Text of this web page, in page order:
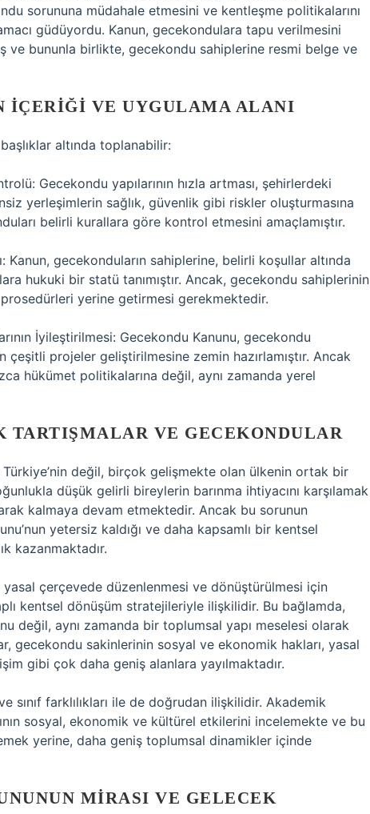
sorununa müdahale etmesini ve kentleşme politikalarını
güdüyordu. Kanun, gecekondulara tapu verilmesini
ve bununla birlikte, gecekondu sahiplerine resmi belge ve
İÇERIĞI VE UYGULAMA ALANI
altında toplanabilir:
Gecekondu yapılarının hızla artması, şehirlerdeki
yerleşimlerin sağlık, güvenlik gibi riskler oluşturmasına
belirli kurallara göre kontrol etmesini amaçlamıştır.
gecekonduların sahiplerine, belirli koşullar altında
hukuki bir statü tanımıştır. Ancak, gecekondu sahiplerinin
yerine getirmesi gerekmektedir.
İyileştirilmesi: Gecekondu Kanunu, gecekondu
çeşitli projeler geliştirilmesine zemin hazırlamıştır. Ancak
hükümet politikalarına değil, aynı zamanda yerel
TARTIŞMALAR VE GECEKONDULAR
değil, birçok gelişmekte olan ülkenin ortak bir
düşük gelirli bireylerin barınma ihtiyacını karşılamak
kalmaya devam etmektedir. Ancak bu sorunun
yetersiz kaldığı ve daha kapsamlı bir kentsel
kazanmaktadır.
yasal çerçevede düzenlenmesi ve dönüştürülmesi için
kentsel dönüşüm stratejileriyle ilişkilidir. Bu bağlamda,
değil, aynı zamanda bir toplumsal yapı meselesi olarak
gecekondu sakinlerinin sosyal ve ekonomik hakları, yasal
gibi çok daha geniş alanlara yayılmaktadır.
sınıf farklılıkları ile de doğrudan ilişkilidir. Akademik
sosyal, ekonomik ve kültürel etkilerini incelemekte ve bu
yerine, daha geniş toplumsal dinamikler içinde
MIRASI VE GELECEK